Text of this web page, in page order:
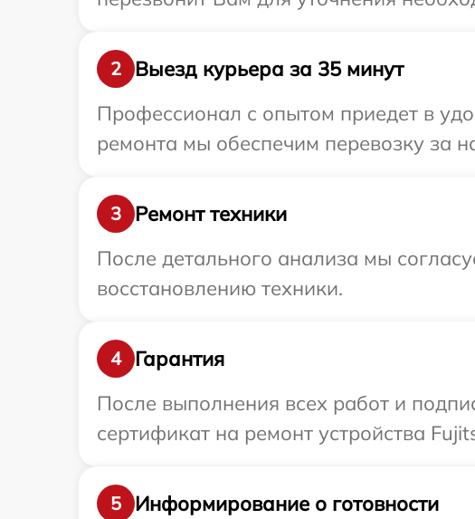
2
Выезд курьера за 35 минут
Профессионал с опытом приедет в
ремонта мы обеспечим перевозку за
3
Ремонт техники
После детального анализа мы
восстановлению техники.
4
Гарантия
После выполнения всех работ и
сертификат на ремонт устройства
5
Информирование о готовности